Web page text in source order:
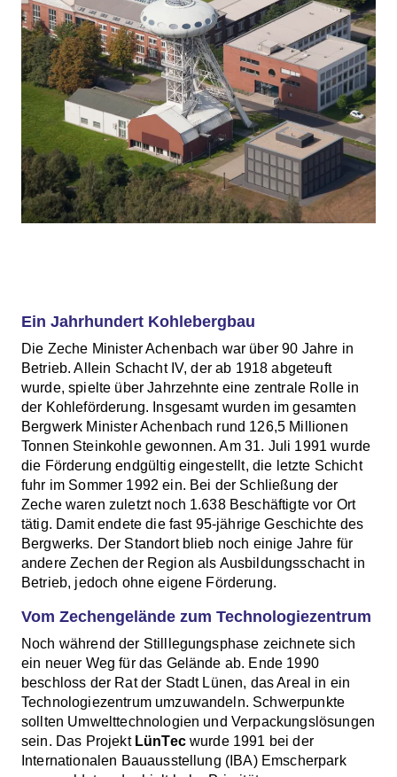
Ein Jahrhundert Kohlebergbau
Die Zeche Minister Achenbach war über 90 Jahre in
Betrieb. Allein Schacht IV, der ab 1918 abgeteuft
wurde, spielte über Jahrzehnte eine zentrale Rolle in
der Kohleförderung. Insgesamt wurden im gesamten
Bergwerk Minister Achenbach rund 126,5 Millionen
Tonnen Steinkohle gewonnen. Am 31. Juli 1991 wurde
die Förderung endgültig eingestellt, die letzte Schicht
fuhr im Sommer 1992 ein. Bei der Schließung der
Zeche waren zuletzt noch 1.638 Beschäftigte vor Ort
tätig. Damit endete die fast 95-jährige Geschichte des
Bergwerks. Der Standort blieb noch einige Jahre für
andere Zechen der Region als Ausbildungsschacht in
Betrieb, jedoch ohne eigene Förderung.
Vom Zechengelände zum Technologiezentrum
Noch während der Stilllegungsphase zeichnete sich
ein neuer Weg für das Gelände ab. Ende 1990
beschloss der Rat der Stadt Lünen, das Areal in ein
Technologiezentrum umzuwandeln. Schwerpunkte
sollten Umwelttechnologien und Verpackungslösungen
sein. Das Projekt LünTecwurde 1991 bei der
Internationalen Bauausstellung (IBA) Emscherpark